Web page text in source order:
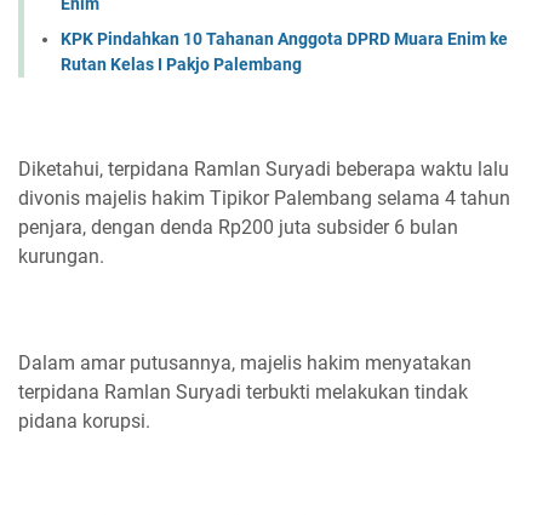
Enim
KPK Pindahkan 10 Tahanan Anggota DPRD Muara Enim ke
Rutan Kelas I Pakjo Palembang
Diketahui, terpidana Ramlan Suryadi beberapa waktu lalu
divonis majelis hakim Tipikor Palembang selama 4 tahun
penjara, dengan denda Rp200 juta subsider 6 bulan
kurungan.
Dalam amar putusannya, majelis hakim menyatakan
terpidana Ramlan Suryadi terbukti melakukan tindak
pidana korupsi.